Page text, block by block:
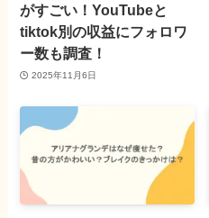
がすごい！YouTubeと
tiktok別の収益にフォロワ
ー数も調査！
2025年11月6日